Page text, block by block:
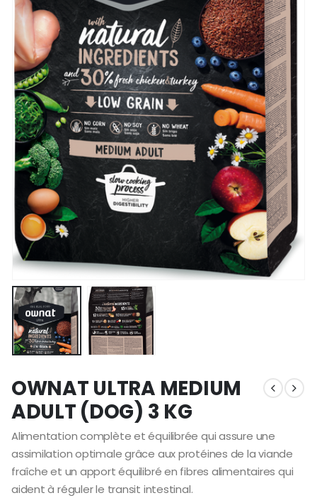
OWNAT ULTRA MEDIUM
ADULT (DOG) 3 KG
Alimentation complète et équilibrée qui assure une
assimilation optimale grâce aux protéines de la viande
fraîche et un apport équilibré en fibres alimentaires qui
aident à réguler le transit intestinal.